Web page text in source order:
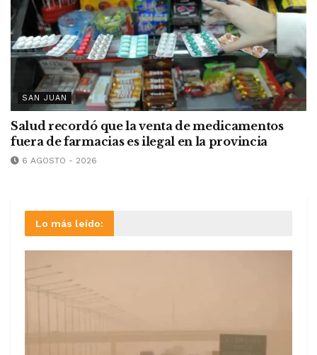
SAN JUAN
Salud recordó que la venta de medicamentos
fuera de farmacias es ilegal en la provincia
6 AGOSTO - 2026
Lo más leído: